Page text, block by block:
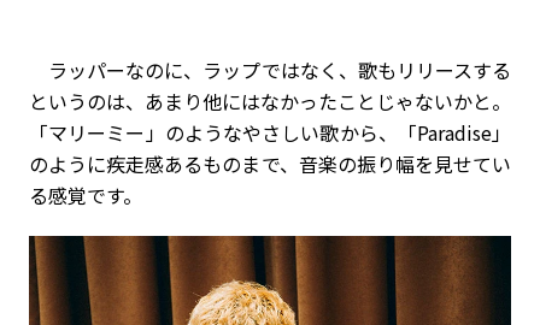
ラッパーなのに、ラップではなく、歌もリリースする
というのは、あまり他にはなかったことじゃないかと。
「マリーミー」のようなやさしい歌から、「Paradise」
のように疾走感あるものまで、音楽の振り幅を見せてい
る感覚です。